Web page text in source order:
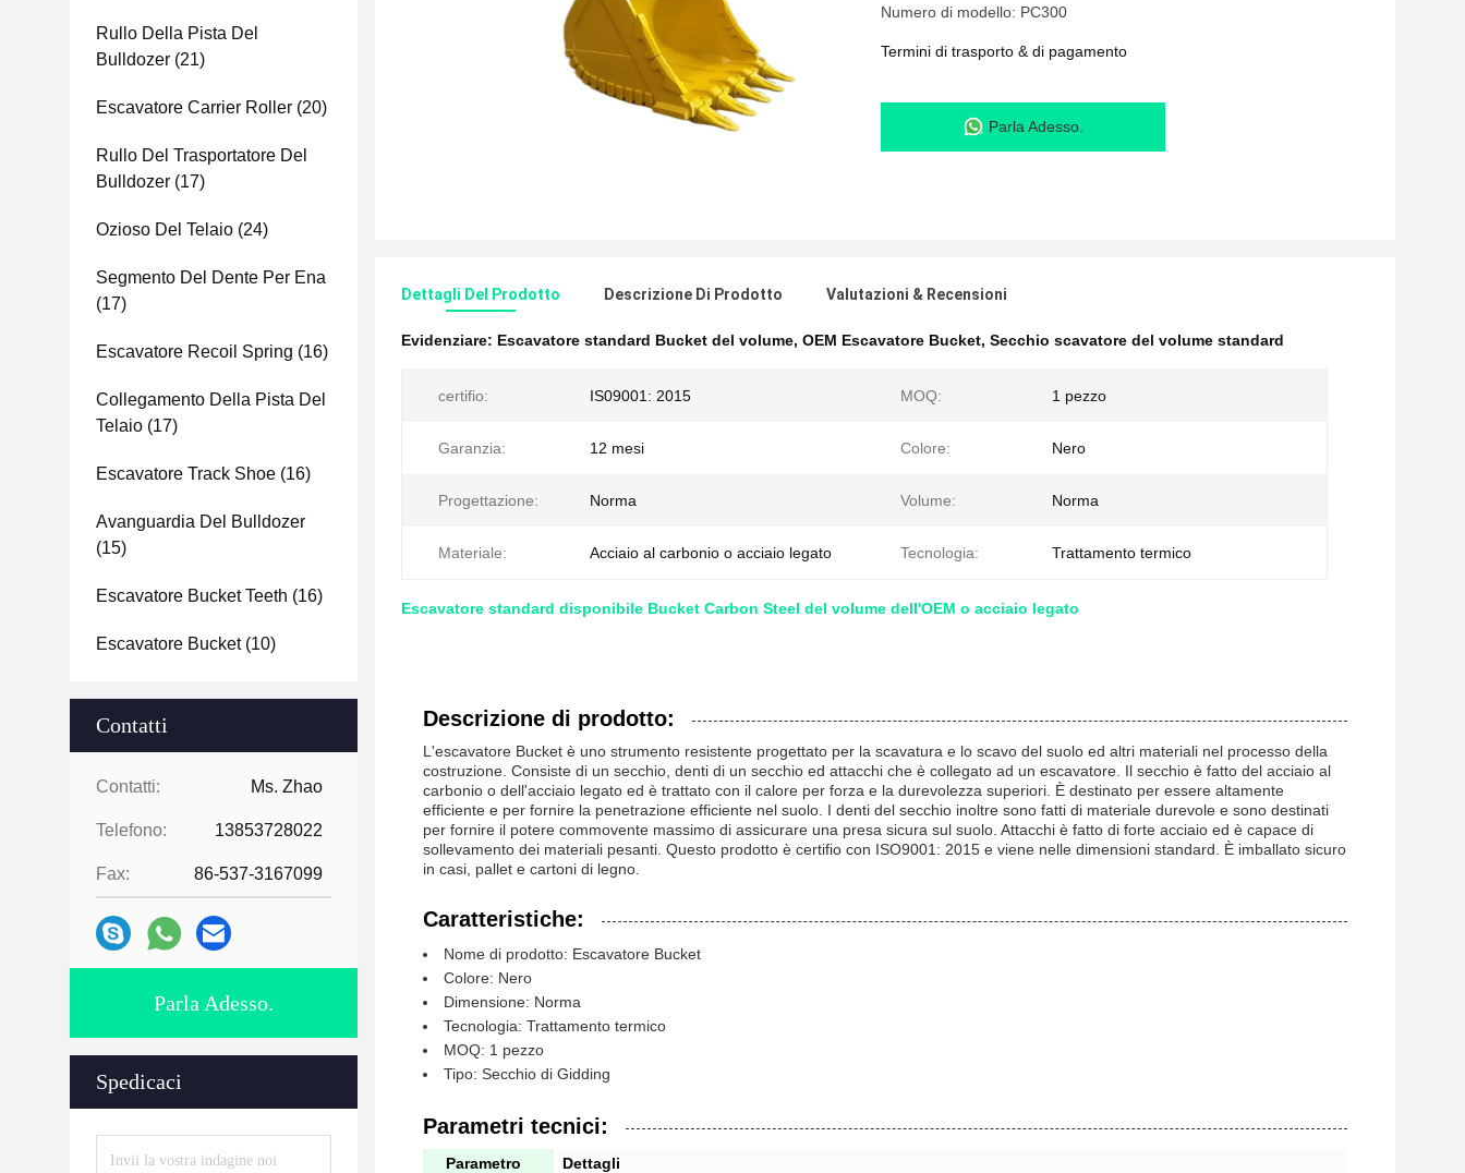
Rullo Della Pista Del
Bulldozer (21)
Escavatore Carrier Roller (20)
Rullo Del Trasportatore Del
Bulldozer (17)
Ozioso Del Telaio (24)
Segmento Del Dente Per Ena
(17)
Escavatore Recoil Spring (16)
Collegamento Della Pista Del
Telaio (17)
Escavatore Track Shoe (16)
Avanguardia Del Bulldozer
(15)
Escavatore Bucket Teeth (16)
Escavatore Bucket(10)
Contatti
Contatti: Ms. Zhao
Telefono: 13853728022
Fax: 86-537-3167099
Parla Adesso.
Spedicaci
Numero di modello: PC300
Termini di trasporto & di pagamento
Parla Adesso.
Dettagli Del Prodotto Descrizione Di Prodotto Valutazioni & Recensioni
Evidenziare: Escavatore standard Bucket del volume, OEM Escavatore Bucket, Secchio scavatore del volume standard
certifio: IS09001: 2015 MOQ: 1 pezzo
Garanzia: 12 mesi Colore: Nero
Progettazione: Norma Volume: Norma
Materiale: Acciaio al carbonio o acciaio legato Tecnologia: Trattamento termico
Escavatore standard disponibile Bucket Carbon Steel del volume dell'OEM o acciaio legato
Descrizione di prodotto:
L'escavatore Bucket è uno strumento resistente progettato per la scavatura e lo scavo del suolo ed altri materiali nel processo della
costruzione. Consiste di un secchio, denti di un secchio ed attacchi che è collegato ad un escavatore. Il secchio è fatto del acciaio al
carbonio o dell'acciaio legato ed è trattato con il calore per forza e la durevolezza superiori. È destinato per essere altamente
efficiente e per fornire la penetrazione efficiente nel suolo. I denti del secchio inoltre sono fatti di materiale durevole e sono destinati
per fornire il potere commovente massimo di assicurare una presa sicura sul suolo. Attacchi è fatto di forte acciaio ed è capace di
sollevamento dei materiali pesanti. Questo prodotto è certifio con ISO9001: 2015 e viene nelle dimensioni standard. È imballato sicuro
in casi, pallet e cartoni di legno.
Caratteristiche:
Nome di prodotto: Escavatore Bucket
Colore: Nero
Dimensione: Norma
Tecnologia: Trattamento termico
MOQ: 1 pezzo
Tipo: Secchio di Gidding
Parametri tecnici:
Parametro
Dettagli